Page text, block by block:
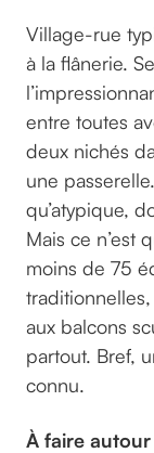
Village-rue
à la flânerie.
entre toutes
deux nichés
une
qu’atypique,
Mais ce n’est
moins de 75
aux balcons
partout. Bref,
connu.
À faire